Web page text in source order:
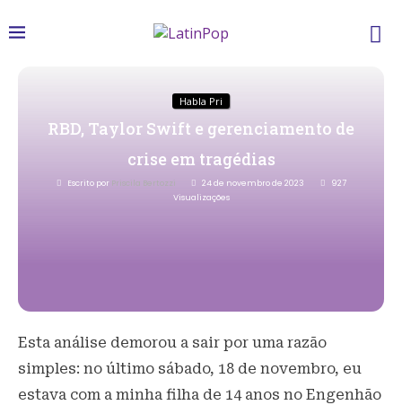
Habla Pri
RBD, Taylor Swift e gerenciamento de
crise em tragédias
Escrito por Priscila Bertozzi 24 de novembro de 2023
927
Visualizações
Esta análise demorou a sair por uma razão
simples: no último sábado, 18 de novembro, eu
estava com a minha filha de 14 anos no Engenhão